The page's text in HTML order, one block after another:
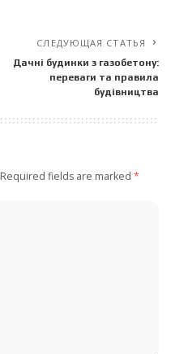
СЛЕДУЮЩАЯ СТАТЬЯ
Дачні будинки з газобетону:
переваги та правила
будівництва
Required fields are marked *